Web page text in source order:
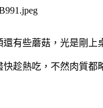
有些蘑菇，光是剛
趁熱吃，不然肉質都